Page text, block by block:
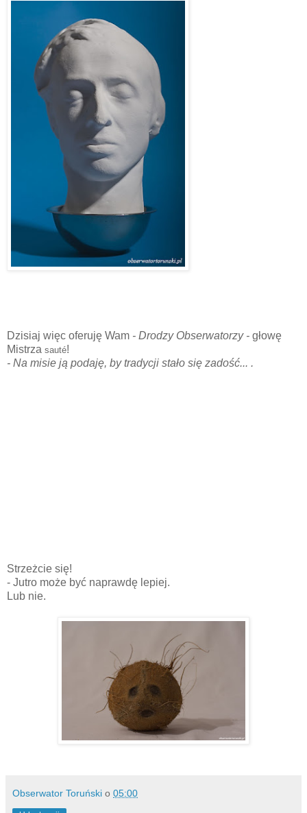
Dzisiaj więc oferuję Wam - Drodzy Obserwatorzy - głowę
Mistrza sauté!
- Na misie ją podaję, by tradycji stało się zadość... .
Strzeżcie się!
- Jutro może być naprawdę lepiej.
Lub nie.
Obserwator Toruński o 05:00